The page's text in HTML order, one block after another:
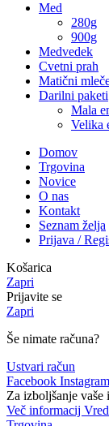
Med
280g
900g
Medvedek
Cvetni prah
Matični
Darilni paketi
Mala
Velika
Domov
Trgovina
Novice
O nas
Kontakt
Seznam želja
Prijava /
Košarica
Zapri
Prijavite se
Zapri
Še nimate računa?
Ustvari račun
Facebook Instagram
Za izboljšanje vaše
Več informacij